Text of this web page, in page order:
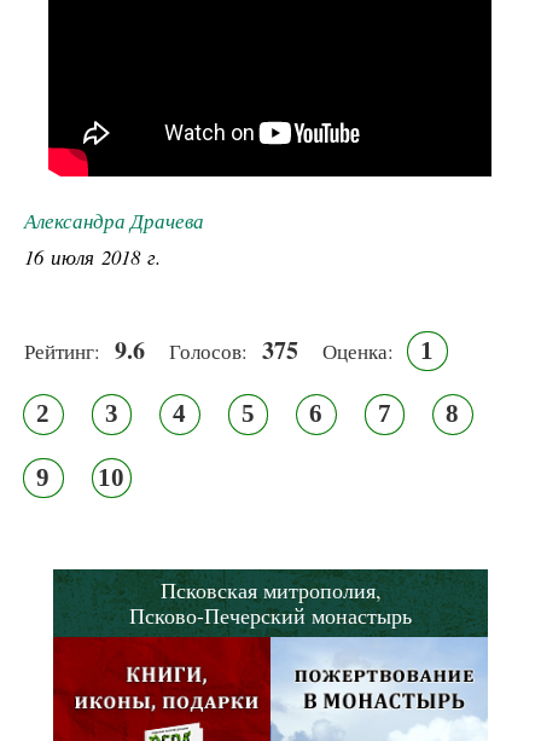
Александра Драчева
16 июля 2018 г.
Рейтинг: 9.6 Голосов: 375 Оценка: 1
2 3 4 5 6 7 8
9 10
Псковская митрополия,
Псково-Печерский монастырь